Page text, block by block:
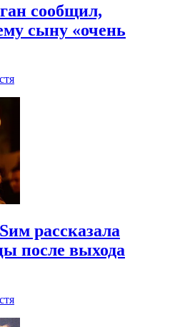
сообщил,
сыну «очень
рассказала
после выхода